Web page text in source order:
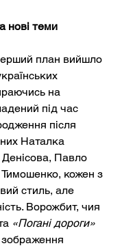
нові теми
план вийшло
на
під час
після
Наталка
Павло
кожен з
стиль, але
Ворожбит, чия
«Погані дороги»